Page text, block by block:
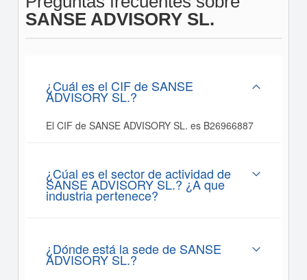
SANSE ADVISORY SL.
¿Cuál es el CIF de SANSE
ADVISORY SL.?
El CIF de SANSE ADVISORY SL. es B26966887
¿Cúal es el sector de actividad de
SANSE ADVISORY SL.? ¿A que
industria pertenece?
¿Dónde está la sede de SANSE
ADVISORY SL.?